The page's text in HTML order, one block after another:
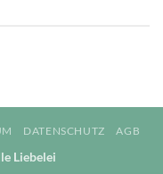
DATENSCHUTZ AGB
Liebelei